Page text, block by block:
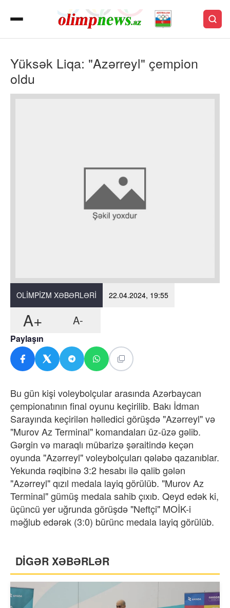
Yüksək Liqa: "Azərreyl" çempion
oldu
OLIMPIZM XƏBƏRLƏRI 22.04.2024, 19:55
A+ A-
Paylaşın
Bu gün kişi voleybolçular arasında Azərbaycan
çempionatının final oyunu keçirilib. Bakı İdman
Sarayında keçirilən həlledici görüşdə "Azərreyl" və
"Murov Az Terminal" komandaları üz-üzə gəlib.
Gərgin və maraqlı mübarizə şəraitində keçən
oyunda "Azərreyl" voleybolçuları qələbə qazanıblar.
Yekunda rəqibinə 3:2 hesabı ilə qalib gələn
"Azərreyl" qızıl medala layiq görülüb. "Murov Az
Terminal" gümüş medala sahib çıxıb. Qeyd edək ki,
üçüncü yer uğrunda görüşdə "Neftçi" MOİK-i
məğlub edərək (3:0) bürünc medala layiq görülüb.
DİGƏR XƏBƏRLƏR